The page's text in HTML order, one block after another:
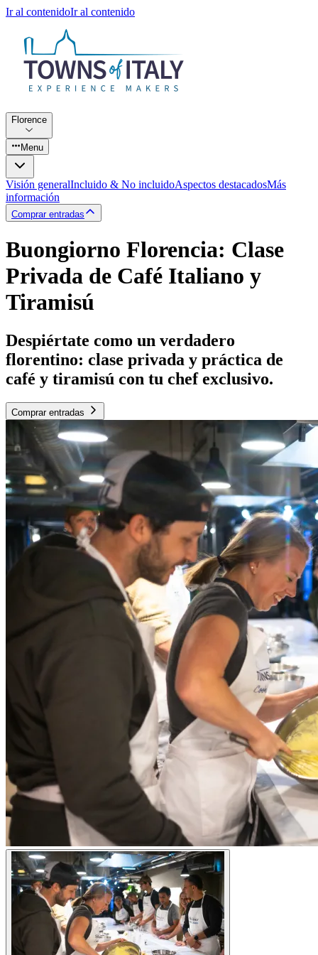
Ir al contenidoIr al contenido
Florence
Menu
Visión generalIncluido & No incluidoAspectos destacadosMás
información
Comprar entradas
Buongiorno Florencia: Clase
Privada de Café Italiano y
Tiramisú
Despiértate como un verdadero
florentino: clase privada y práctica de
café y tiramisú con tu chef exclusivo.
Comprar entradas